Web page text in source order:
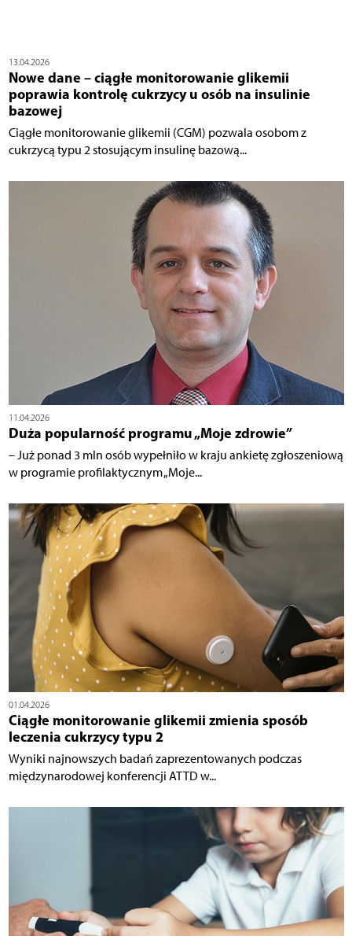
13.04.2026
Nowe dane – ciągłe monitorowanie glikemii
poprawia kontrolę cukrzycy u osób na insulinie
bazowej
Ciągłe monitorowanie glikemii (CGM) pozwala osobom z
cukrzycą typu 2 stosującym insulinę bazową...
11.04.2026
Duża popularność programu „Moje zdrowie”
– Już ponad 3 mln osób wypełniło w kraju ankietę zgłoszeniową
w programie profilaktycznym „Moje...
01.04.2026
Ciągłe monitorowanie glikemii zmienia sposób
leczenia cukrzycy typu 2
Wyniki najnowszych badań zaprezentowanych podczas
międzynarodowej konferencji ATTD w...